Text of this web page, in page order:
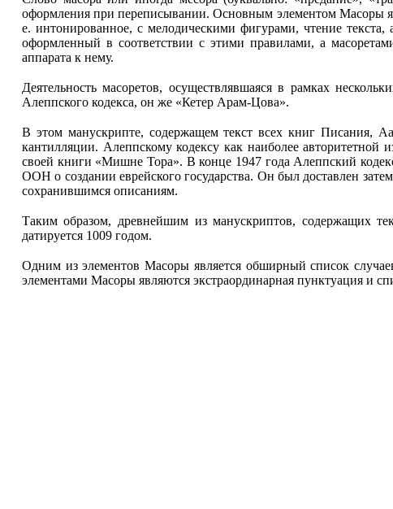
оформления при переписывании. Основным элементом Масоры
е. интонированное, с мелодическими фигурами, чтение
оформленный в соответствии с этими правилами, а
аппарата к нему.
Деятельность масоретов, осуществлявшаяся в рамках
Алеппского кодекса, он же «Кетер Арам-Цова».
В этом манускрипте, содержащем текст всех книг Писания,
кантилляции. Алеппскому кодексу как наиболее
своей книги «Мишне Тора». В конце 1947 года Алеппский
ООН о создании еврейского государства. Он был доставлен
сохранившимся описаниям.
Таким образом, древнейшим из манускриптов, содержащих
датируется 1009 годом.
Одним из элементов Масоры является обширный список
элементами Масоры являются экстраординарная пунктуация и